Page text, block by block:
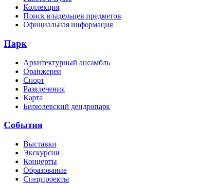
Коллекция
Поиск владельцев предметов
Официальная информация
Парк
Архитектурный ансамбль
Оранжереи
Спорт
Развлечения
Карта
Бирюлевский дендропарк
События
Выставки
Экскурсии
Концерты
Образование
Спецпроекты